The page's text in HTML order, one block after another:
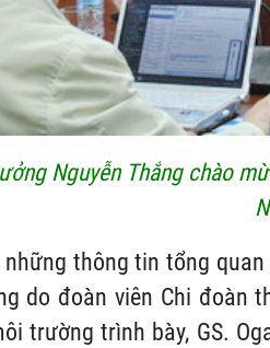
Nguyễn Thắng chào
thông tin tổng
do đoàn viên Chi đoàn
trường trình bày, GS.